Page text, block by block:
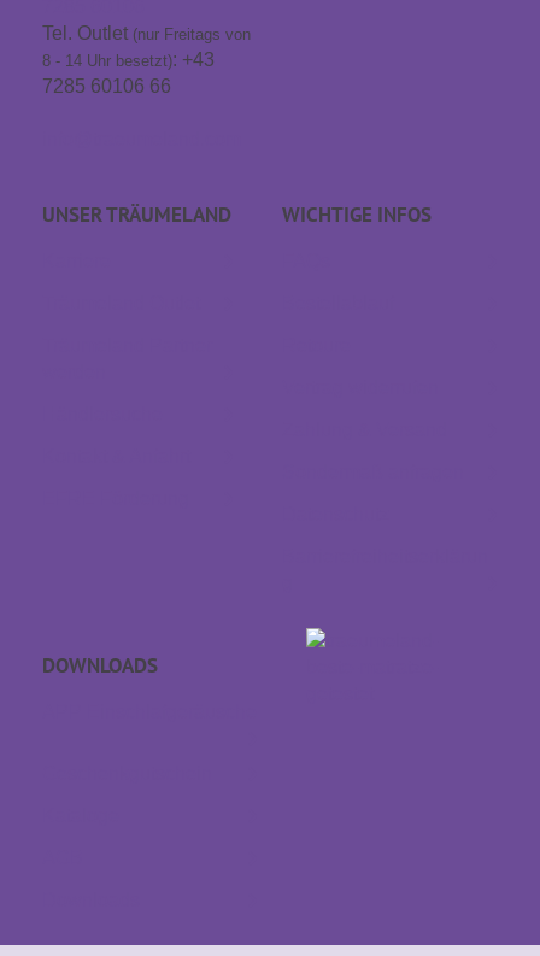
Tel. Outlet (nur Freitags von
8 - 14 Uhr besetzt): +43
7285 60106 66
UNSER TRÄUME­LAND WICHTIGE INFOS
DOWNLOADS